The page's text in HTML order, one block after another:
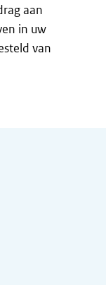
aan
in uw
van